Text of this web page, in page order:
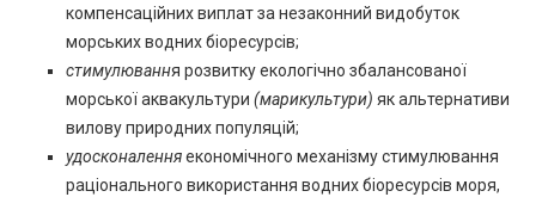
компенсаційних виплат за незаконний видобуток
морських водних біоресурсів;
стимулювання розвитку екологічно збалансованої
морської аквакультури (марикультури) як альтернативи
вилову природних популяцій;
удосконаленняекономічного механізму стимулювання
раціонального використання водних біоресурсів моря,